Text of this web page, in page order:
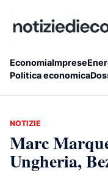
EconomiaImprese
Politica economica
NOTIZIE
Marc
Ungheria,